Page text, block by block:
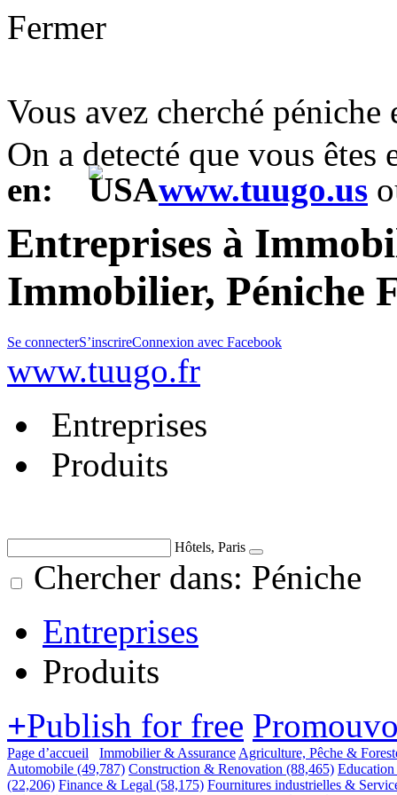
Fermer
Vous avez cherché
On a detecté que vous
en:
www.tuugo.us
Entreprises à
Immobilier, Péniche
Se connecterS’inscrireConnexion avec Facebook
www.tuugo.fr
Entreprises
Produits
Hôtels, Paris
Chercher dans: Péniche
Entreprises
Produits
+Publish for free
Page d’accueil Immobilier & Assurance Agriculture, Pêche &
Automobile (49,787) Construction & Renovation (88,465) Education
(22,206) Finance & Legal (58,175) Fournitures industrielles &